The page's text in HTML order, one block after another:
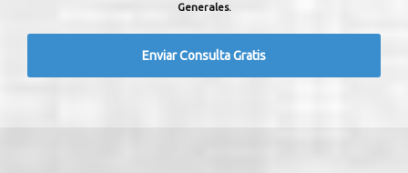
Generales.